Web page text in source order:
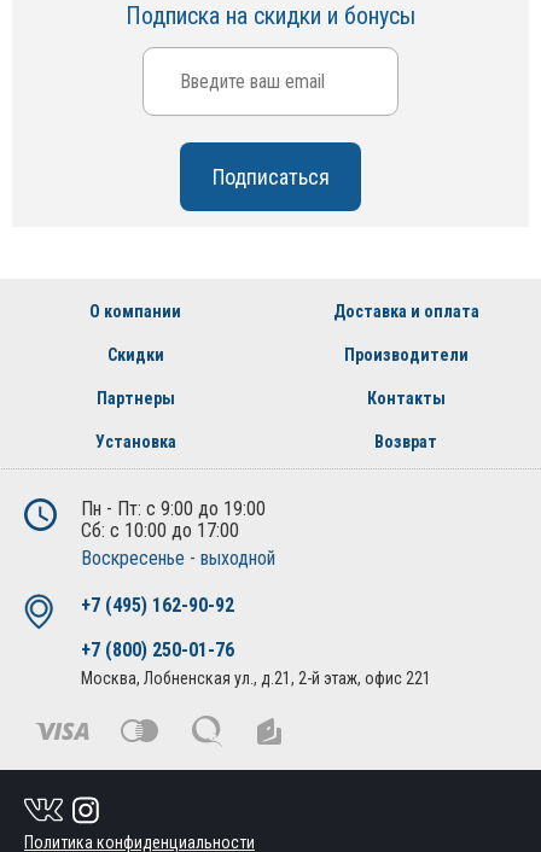
Подписка на скидки и бонусы
О компании Доставка и оплата
Скидки Производители
Партнеры Контакты
Установка Возврат
Пн - Пт: с 9:00 до 19:00
Сб: с 10:00 до 17:00
Воскресенье - выходной
+7 (495) 162-90-92
+7 (800) 250-01-76
Москва, Лобненская ул., д.21, 2-й этаж, офис 221
Политика конфиденциальности